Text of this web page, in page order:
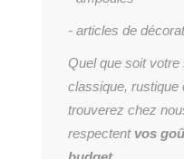
- articles de
Quel que soit votre
classique, rustique
trouverez chez
respectent vos